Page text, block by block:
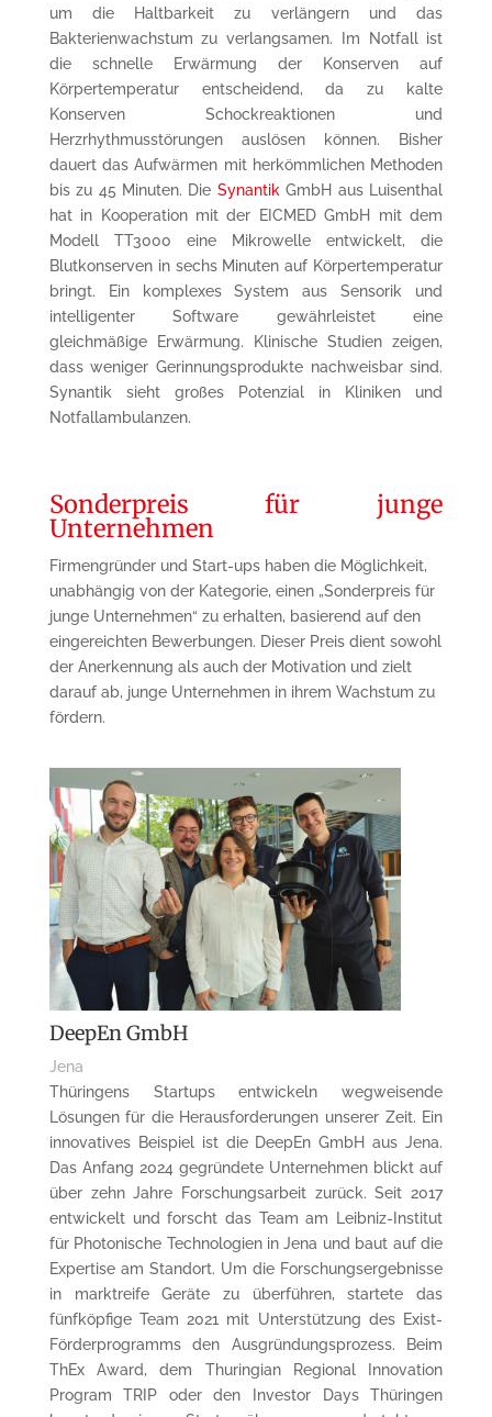
um die Haltbarkeit zu verlängern und das
Bakterienwachstum zu verlangsamen. Im Notfall ist
die schnelle Erwärmung der Konserven auf
Körpertemperatur entscheidend, da zu kalte
Konserven Schockreaktionen und
Herzrhythmusstörungen auslösen können. Bisher
dauert das Aufwärmen mit herkömmlichen Methoden
bis zu 45 Minuten. Die Synantik GmbH aus Luisenthal
hat in Kooperation mit der EICMED GmbH mit dem
Modell TT3000 eine
Mikrowelle entwickelt, die
Blutkonserven in sechs Minuten auf Körpertemperatur
bringt. Ein komplexes System aus Sensorik und
intelligenter Software gewährleistet eine
gleichmäßige Erwärmung. Klinische Studien zeigen,
dass weniger Gerinnungsprodukte nachweisbar sind.
Synantik sieht großes Potenzial in Kliniken und
Notfallambulanzen.
Sonderpreis für junge
Unternehmen
Firmengründer und Start-ups haben die Möglichkeit,
unabhängig von der Kategorie, einen „Sonderpreis für
junge Unternehmen“ zu erhalten, basierend auf den
eingereichten Bewerbungen. Dieser Preis dient sowohl
der Anerkennung als auch der Motivation und zielt
darauf ab, junge Unternehmen in ihrem Wachstum zu
fördern.
DeepEn GmbH
Jena
Thüringens Startups entwickeln wegweisende
Lösungen für die Herausforderungen unserer Zeit. Ein
innovatives Beispiel ist die DeepEn GmbH aus Jena.
Das Anfang 2024 gegründete Unternehmen blickt auf
über zehn Jahre Forschungsarbeit zurück. Seit 2017
entwickelt und forscht das Team am Leibniz-Institut
für Photonische Technologien in Jena und baut auf die
Expertise am Standort. Um die Forschungsergebnisse
in marktreife Geräte zu überführen, startete das
fünfköpfige Team 2021 mit Unterstützung des Exist-
Förderprogramms den Ausgründungsprozess. Beim
ThExAward, dem ThuringianRegional Innovation
Program TRIP oder den Investor Days Thüringen